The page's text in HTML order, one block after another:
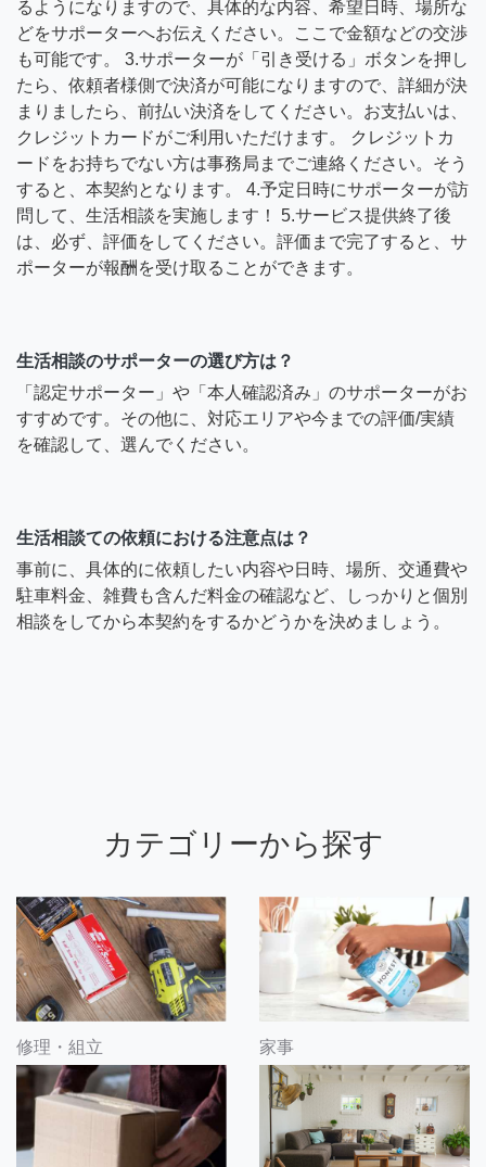
るようになりますので、具体的な内容、希望日時、場所な
どをサポーターへお伝えください。ここで金額などの交渉
も可能です。 3.サポーターが「引き受ける」ボタンを押し
たら、依頼者様側で決済が可能になりますので、詳細が決
まりましたら、前払い決済をしてください。お支払いは、
クレジットカードがご利用いただけます。 クレジットカ
ードをお持ちでない方は事務局までご連絡ください。そう
すると、本契約となります。 4.予定日時にサポーターが訪
問して、生活相談を実施します！ 5.サービス提供終了後
は、必ず、評価をしてください。評価まで完了すると、サ
ポーターが報酬を受け取ることができます。
生活相談のサポーターの選び方は？
「認定サポーター」や「本人確認済み」のサポーターがお
すすめです。その他に、対応エリアや今までの評価/実績
を確認して、選んでください。
生活相談ての依頼における注意点は？
事前に、具体的に依頼したい内容や日時、場所、交通費や
駐車料金、雑費も含んだ料金の確認など、しっかりと個別
相談をしてから本契約をするかどうかを決めましょう。
カテゴリーから探す
修理・組立 家事